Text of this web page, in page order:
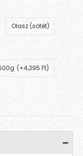
Olasz (sötét)
(+4,395 Ft)